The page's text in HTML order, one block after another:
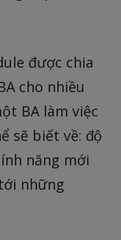
được chia
cho nhiều
BA làm việc
sẽ biết về: độ
năng mới
những